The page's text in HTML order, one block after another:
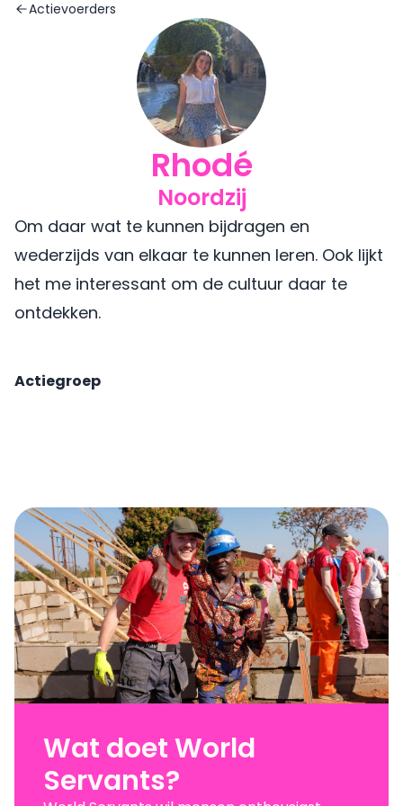
Actievoerders
Rhodé
Noordzij
Om daar wat te kunnen bijdragen en
wederzijds van elkaar te kunnen leren. Ook lijkt
het me interessant om de cultuur daar te
ontdekken.
Actiegroep
Wat doet World
Servants?